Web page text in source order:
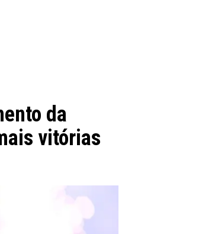
da
vitórias